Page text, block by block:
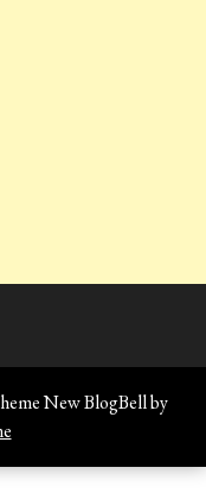
New BlogBell by